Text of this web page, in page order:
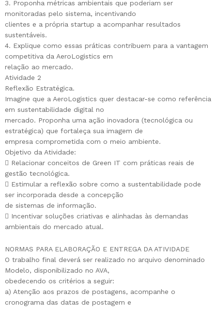
3. Proponha métricas ambientais que poderiam ser
monitoradas pelo sistema, incentivando
clientes e a própria startup a acompanhar resultados
sustentáveis.
4. Explique como essas práticas contribuem para a vantagem
competitiva da AeroLogistics em
relação ao mercado.
Atividade 2
Reflexão Estratégica.
Imagine que a AeroLogistics quer destacar-se como referência
em sustentabilidade digital no
mercado. Proponha uma ação inovadora (tecnológica ou
estratégica) que fortaleça sua imagem de
empresa comprometida com o meio ambiente.
Objetivo da Atividade:
 Relacionar conceitos de Green IT com práticas reais de
gestão tecnológica.
 Estimular a reflexão sobre como a sustentabilidade pode
ser incorporada desde a concepção
de sistemas de informação.
 Incentivar soluções criativas e alinhadas às demandas
ambientais do mercado atual.
NORMAS PARA ELABORAÇÃO E ENTREGA DA ATIVIDADE
O trabalho final deverá ser realizado no arquivo denominado
Modelo, disponibilizado no AVA,
obedecendo os critérios a seguir:
a) Atenção aos prazos de postagens, acompanhe o
cronograma das datas de postagem e